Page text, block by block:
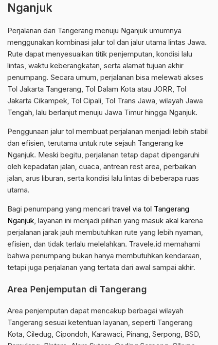
Nganjuk
Perjalanan dari Tangerang menuju Nganjuk umumnya
menggunakan kombinasi jalur tol dan jalur utama lintas Jawa.
Rute dapat menyesuaikan titik penjemputan, kondisi lalu
lintas, waktu keberangkatan, serta alamat tujuan akhir
penumpang. Secara umum, perjalanan bisa melewati akses
Tol Jakarta Tangerang, Tol Dalam Kota atau JORR, Tol
Jakarta Cikampek, Tol Cipali, Tol Trans Jawa, wilayah Jawa
Tengah, lalu berlanjut menuju Jawa Timur hingga Nganjuk.
Penggunaan jalur tol membuat perjalanan menjadi lebih stabil
dan efisien, terutama untuk rute sejauh Tangerang ke
Nganjuk. Meski begitu, perjalanan tetap dapat dipengaruhi
oleh kepadatan jalan, cuaca, antrean rest area, perbaikan
jalan, arus liburan, serta kondisi lalu lintas di beberapa ruas
utama.
Bagi penumpang yang mencari travel via tol Tangerang
Nganjuk, layanan ini menjadi pilihan yang masuk akal karena
perjalanan jarak jauh membutuhkan rute yang lebih nyaman,
efisien, dan tidak terlalu melelahkan. Travele.id memahami
bahwa penumpang bukan hanya membutuhkan kendaraan,
tetapi juga perjalanan yang tertata dari awal sampai akhir.
Area Penjemputan di Tangerang
Area penjemputan dapat mencakup berbagai wilayah
Tangerang sesuai ketentuan layanan, seperti Tangerang
Kota, Ciledug, Cipondoh, Karawaci, Pinang, Serpong, BSD,